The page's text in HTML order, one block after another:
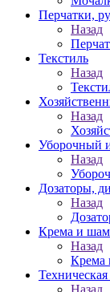
Перчатки,
Назад
Текстиль
Назад
Назад
Уборочный
Назад
Дозаторы,
Назад
Крема и
Назад
Крема
Назад